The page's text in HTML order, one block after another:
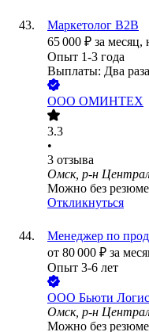
Маркетолог B2B
65 000 ₽ за месяц,
Опыт 1-3 года
Выплаты: Два
ООО ОМИНТЕХ
3.3
•
3 отзыва
Омск, р-н
Можно без резюме
Откликнуться
Менеджер по
от 80 000 ₽ за
Опыт 3-6 лет
ООО Бьюти
Омск, р-н
Можно без резюме